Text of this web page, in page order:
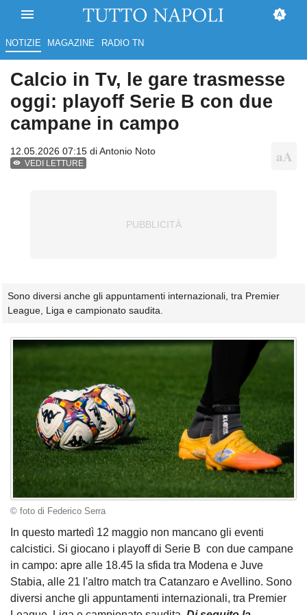
NOTIZIE MAGAZINE RADIO TN
Calcio in Tv, le gare trasmesse
oggi: playoff Serie B con due
campane in campo
12.05.2026 07:15 diAntonio Noto
VEDI LETTURE
Sono diversi anche gli appuntamenti internazionali, tra Premier
League, Liga e campionato saudita.
© foto di Federico Serra
In questo martedì 12 maggio non mancano gli eventi
calcistici. Si giocano i playoff di Serie B con due campane
in campo: apre alle 18.45 la sfida tra Modena e Juve
Stabia, alle 21 l'altro match tra Catanzaro e Avellino. Sono
diversi anche gli appuntamenti internazionali, tra Premier